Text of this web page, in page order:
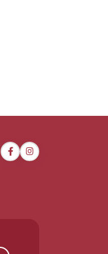
FacebookInstagram